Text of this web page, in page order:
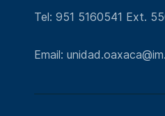
Tel: 951 5160541 Ext.
Email: